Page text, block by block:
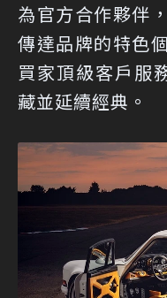
為官方合作夥伴
傳達品牌的特色
買家頂級客戶服
藏並延續經典。